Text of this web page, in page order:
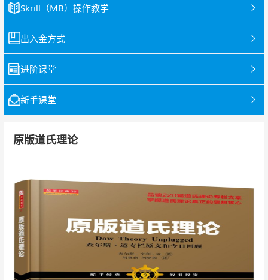
Skrill（MB）操作教学
出入金方式
进阶课堂
新手课堂
原版道氏理论